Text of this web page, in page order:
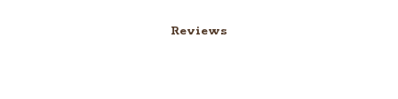
Reviews